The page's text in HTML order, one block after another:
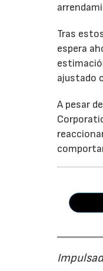
Tras
espera
ajustado
A pesar